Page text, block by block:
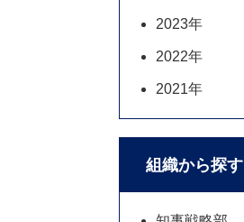
2023年
2022年
2021年
組織から探す